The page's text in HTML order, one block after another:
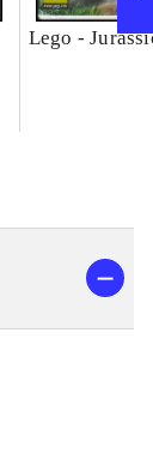
Lego -